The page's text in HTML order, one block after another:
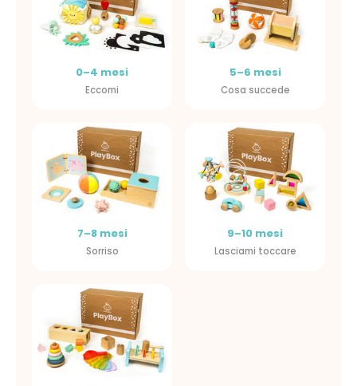
0–4 mesi
Eccomi
5–6 mesi
Cosa succede
7–8 mesi
Sorriso
9–10 mesi
Lasciami toccare